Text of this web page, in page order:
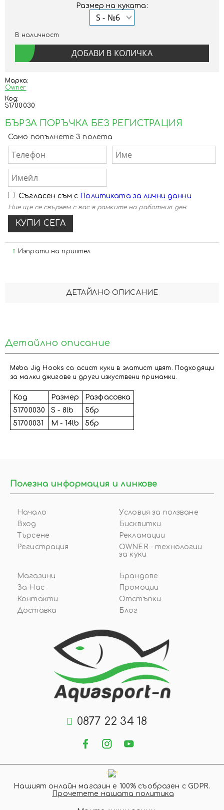
Марка:
Owner
Код:
51700030
БЪРЗА ПОРЪЧКА БЕЗ РЕГИСТРАЦИЯ
Само попълнете 3 полета
Съгласен съм с Политиката за лични данни
Ние ще се свържем с вас в рамките на работния ден.
Изпрати на приятел
Размер на куката:
В наличност
ДЕТАЙЛНО ОПИСАНИЕ
Детайлно описание
Meba Jig Hooks са асист куки в златист цвят. Подходящи
за малки джигове и други изкуствени примамки.
Код Размер
Разфасовка
51700030
S - 8lb
5бр
51700031
M - 14lb 5бр
0877 22 34 18
Полезна информация и линкове
Начало
Вход
Търсене
Регистрация
Условия за ползване
Бисквитки
Рекламации
OWNER - технологии
за куки
Магазини
За Нас
Контакти
Доставка
Брандове
Промоции
Отстъпки
Блог
GDPR
Нашият онлайн магазин е 100% съобразен с GDPR.
Прочетете нашата политика